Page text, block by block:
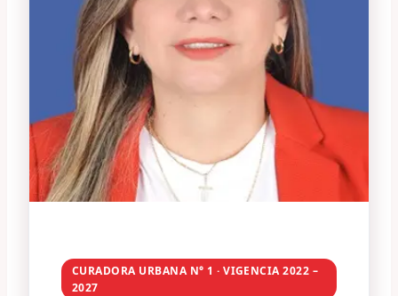
CURADORA URBANA N° 1 · VIGENCIA 2022 –
2027